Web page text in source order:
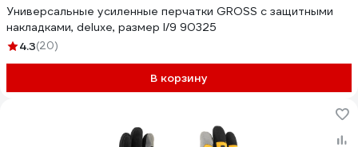
Универсальные усиленные перчатки GROSS с защитными
накладками, deluxe, размер l/9 90325
4.3(20)
В корзину